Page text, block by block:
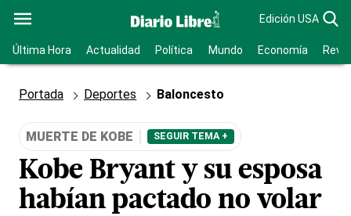
Edición USA
Última Hora Actualidad Política Mundo Economía
Portada Deportes Baloncesto
MUERTE DE KOBE SEGUIR TEMA +
Kobe Bryant y su esposa
habían pactado no volar